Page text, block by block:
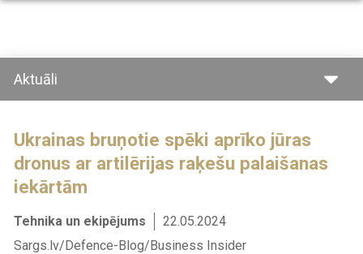
Pārlekt
saturu
Aktuāli
Ukrainas bruņotie spēki aprīko jūras
dronus ar artilērijas raķešu palaišanas
iekārtām
Tehnika un ekipējums
22.05.2024
Sargs.lv/Defence-Blog/Business Insider